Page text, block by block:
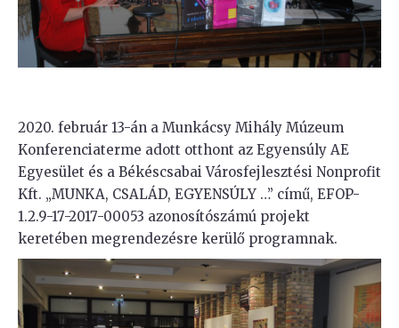
2020. február 13-án a Munkácsy Mihály Múzeum
Konferenciaterme adott otthont az Egyensúly AE
Egyesület és a Békéscsabai Városfejlesztési Nonprofit
Kft. „MUNKA, CSALÁD, EGYENSÚLY …” című, EFOP-
1.2.9-17-2017-00053 azonosítószámú projekt
keretében megrendezésre kerülő programnak.